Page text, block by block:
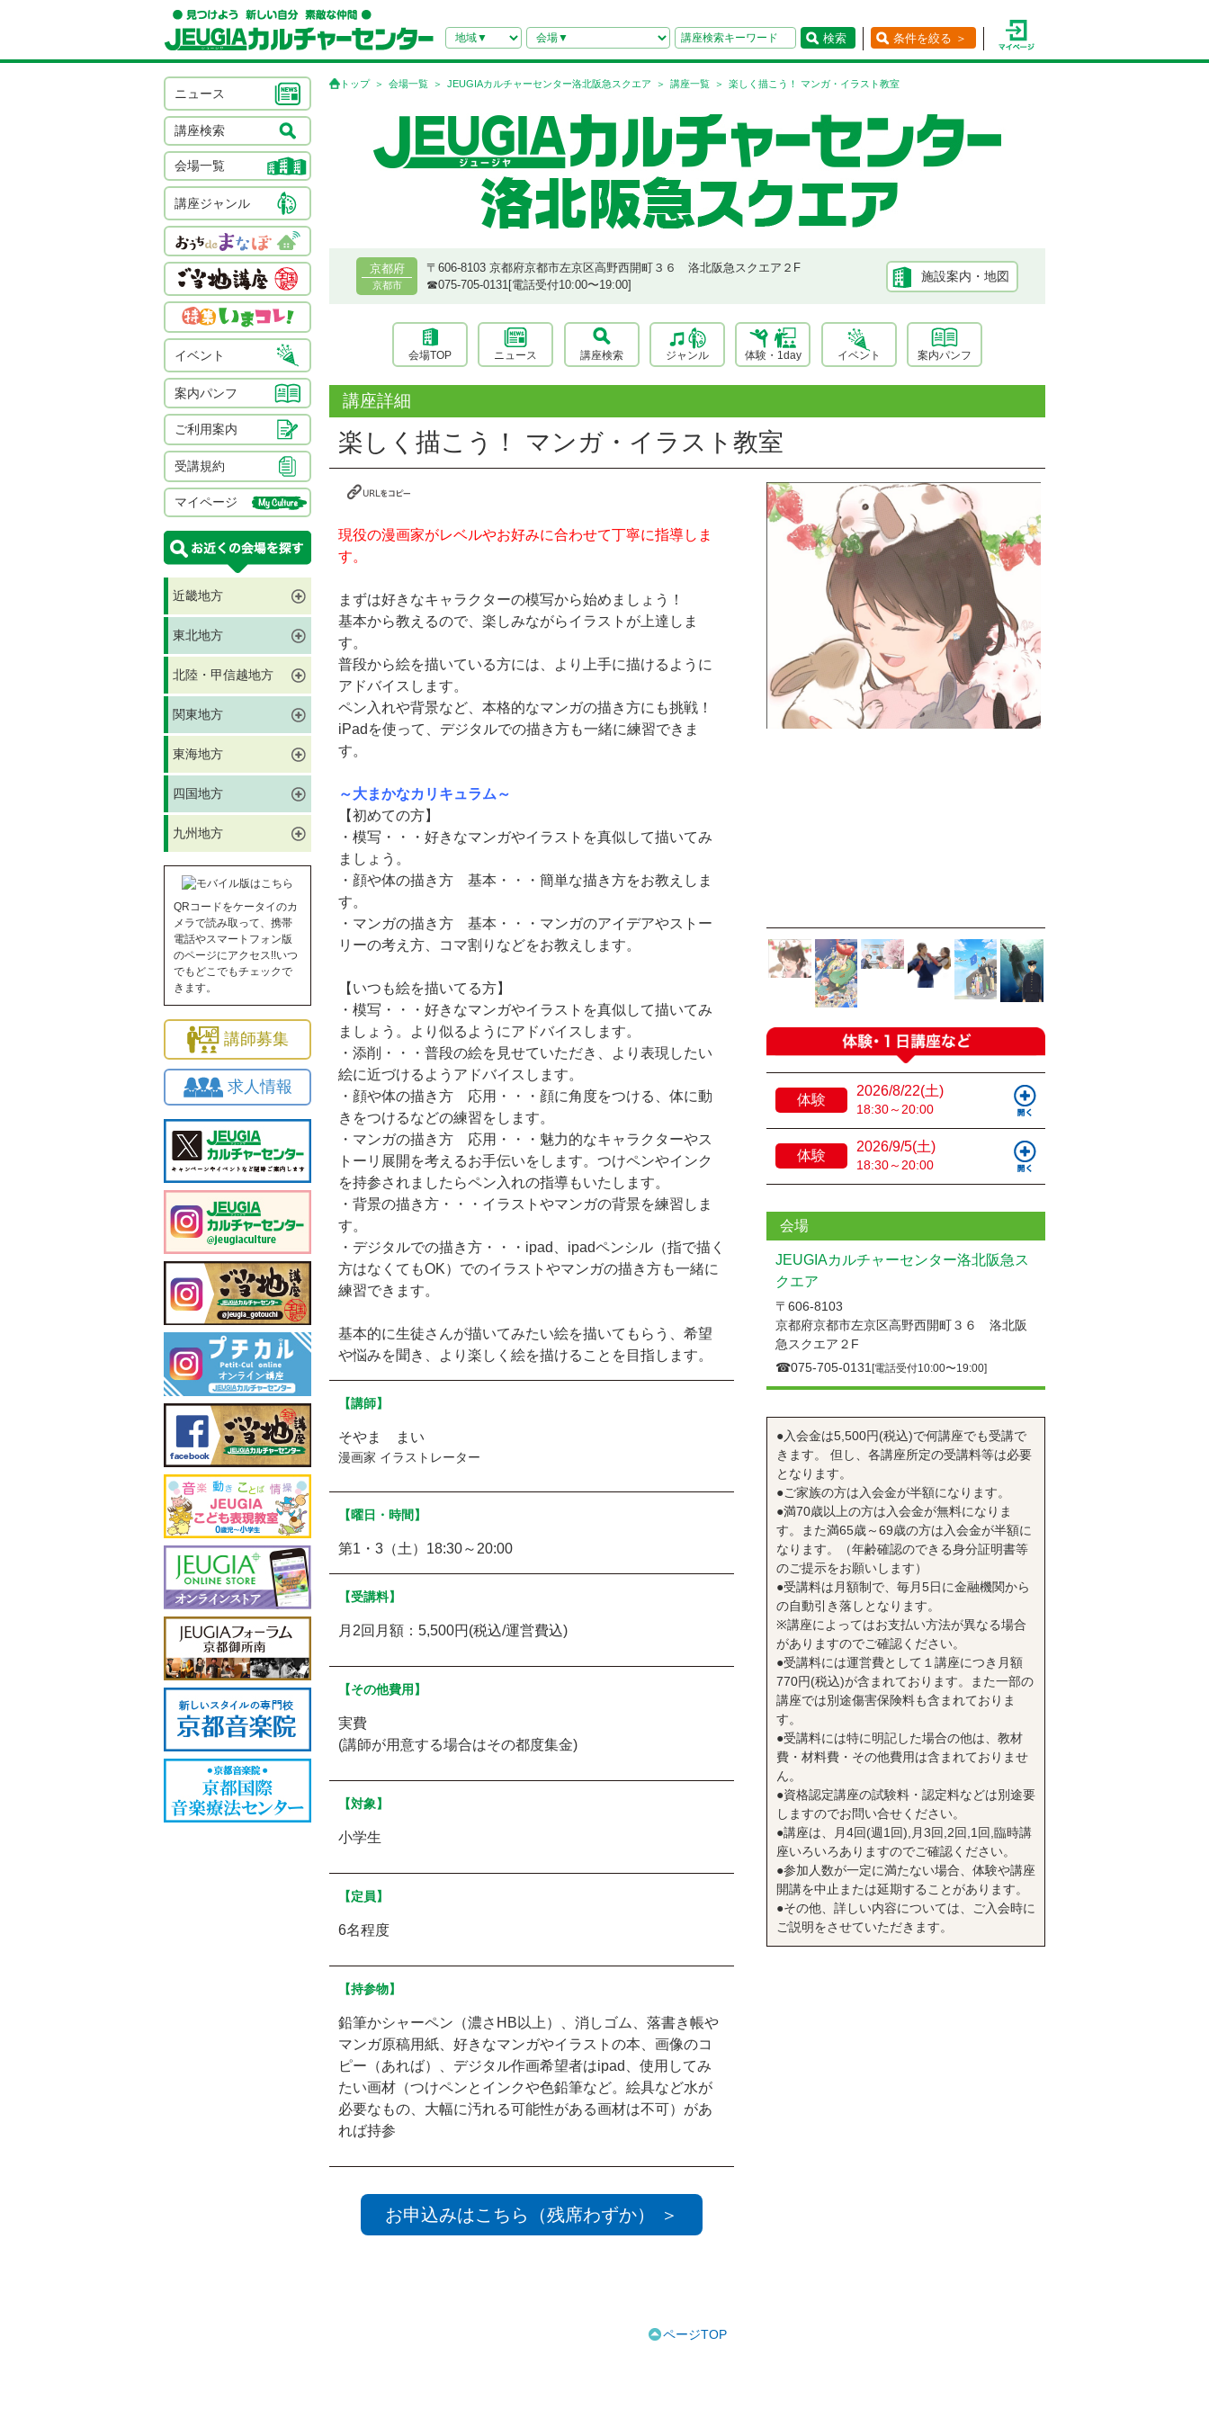
検索 条件を絞る ＞
ニュース
講座検索
会場一覧
講座ジャンル
イベント
案内パンフ
ご利用案内
受講規約
マイページ
近畿地方
東北地方
北陸・甲信越地方
関東地方
東海地方
四国地方
九州地方
QRコードをケータイのカ
メラで読み取って、携帯
電話やスマートフォン版
のページにアクセス!!いつ
でもどこでもチェックで
きます。
講師募集
求人情報
トップ 会場一覧 JEUGIAカルチャーセンター洛北阪急スクエア 講座一覧 楽しく描こう！ マンガ・イラスト教室
京都府
京都市
〒606-8103 京都府京都市左京区高野西開町３６ 洛北阪急スクエア２F
☎︎075-705-0131[電話受付10:00〜19:00]
施設案内・地図
会場TOP ニュース 講座検索 ジャンル 体験・1day イベント 案内パンフ
講座詳細
楽しく描こう！ マンガ・イラスト教室
現役の漫画家がレベルやお好みに合わせて丁寧に指導しま
す。
まずは好きなキャラクターの模写から始めましょう！
基本から教えるので、楽しみながらイラストが上達しま
す。
普段から絵を描いている方には、より上手に描けるように
アドバイスします。
ペン入れや背景など、本格的なマンガの描き方にも挑戦！
iPadを使って、デジタルでの描き方も一緒に練習できま
す。
～大まかなカリキュラム～
【初めての方】
・模写・・・好きなマンガやイラストを真似して描いてみ
ましょう。
・顔や体の描き方 基本・・・簡単な描き方をお教えしま
す。
・マンガの描き方 基本・・・マンガのアイデアやストー
リーの考え方、コマ割りなどをお教えします。
【いつも絵を描いてる方】
・模写・・・好きなマンガやイラストを真似して描いてみ
ましょう。より似るようにアドバイスします。
・添削・・・普段の絵を見せていただき、より表現したい
絵に近づけるようアドバイスします。
・顔や体の描き方 応用・・・顔に角度をつける、体に動
きをつけるなどの練習をします。
・マンガの描き方 応用・・・魅力的なキャラクターやス
トーリ展開を考えるお手伝いをします。つけペンやインク
を持参されましたらペン入れの指導もいたします。
・背景の描き方・・・イラストやマンガの背景を練習しま
す。
・デジタルでの描き方・・・ipad、ipadペンシル（指で描く
方はなくてもOK）でのイラストやマンガの描き方も一緒に
練習できます。
基本的に生徒さんが描いてみたい絵を描いてもらう、希望
や悩みを聞き、より楽しく絵を描けることを目指します。
【講師】
そやま まい
漫画家 イラストレーター
【曜日・時間】
第1・3（土）18:30～20:00
【受講料】
月2回月額：5,500円(税込/運営費込)
【その他費用】
実費
(講師が用意する場合はその都度集金)
【対象】
小学生
【定員】
6名程度
【持参物】
鉛筆かシャーペン（濃さHB以上）、消しゴム、落書き帳や
マンガ原稿用紙、好きなマンガやイラストの本、画像のコ
ピー（あれば）、デジタル作画希望者はipad、使用してみ
たい画材（つけペンとインクや色鉛筆など。絵具など水が
必要なもの、大幅に汚れる可能性がある画材は不可）があ
れば持参
お申込みはこちら（残席わずか） ＞
体験
2026/8/22(土)
18:30～20:00
体験
2026/9/5(土)
18:30～20:00
会場
JEUGIAカルチャーセンター洛北阪急ス
クエア
〒606-8103
京都府京都市左京区高野西開町３６ 洛北阪
急スクエア２F
☎︎075-705-0131 [電話受付10:00〜19:00]
●入会金は5,500円(税込)で何講座でも受講で
きます。 但し、各講座所定の受講料等は必要
となります。
●ご家族の方は入会金が半額になります。
●満70歳以上の方は入会金が無料になりま
す。また満65歳～69歳の方は入会金が半額に
なります。（年齢確認のできる身分証明書等
のご提示をお願いします）
●受講料は月額制で、毎月5日に金融機関から
の自動引き落しとなります。
※講座によってはお支払い方法が異なる場合
がありますのでご確認ください。
●受講料には運営費として１講座につき月額
770円(税込)が含まれております。また一部の
講座では別途傷害保険料も含まれておりま
す。
●受講料には特に明記した場合の他は、教材
費・材料費・その他費用は含まれておりませ
ん。
●資格認定講座の試験料・認定料などは別途要
しますのでお問い合せください。
●講座は、月4回(週1回),月3回,2回,1回,臨時講
座いろいろありますのでご確認ください。
●参加人数が一定に満たない場合、体験や講座
開講を中止または延期することがあります。
●その他、詳しい内容については、ご入会時に
ご説明をさせていただきます。
ページTOP